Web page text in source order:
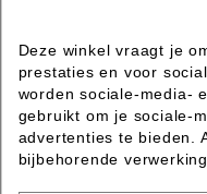
IN
Deze winkel vraagt je
prestaties en voor
worden sociale-media-
gebruikt om je sociale-
advertenties te bieden.
bijbehorende